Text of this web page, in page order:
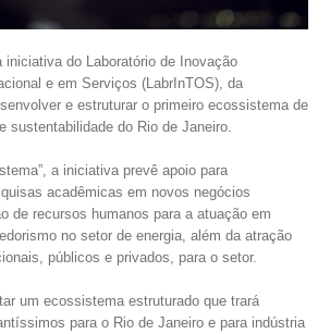
iniciativa do Laboratório de Inovação
e em Serviços (LabrInTOS), da
e estruturar o primeiro ecossistema de
sustentabilidade do Rio de Janeiro.
a iniciativa prevê apoio para
acadêmicas em novos negócios
de recursos humanos para a atuação em
no setor de energia, além da atração
públicos e privados, para o setor.
um ecossistema estruturado que trará
para o Rio de Janeiro e para indústria